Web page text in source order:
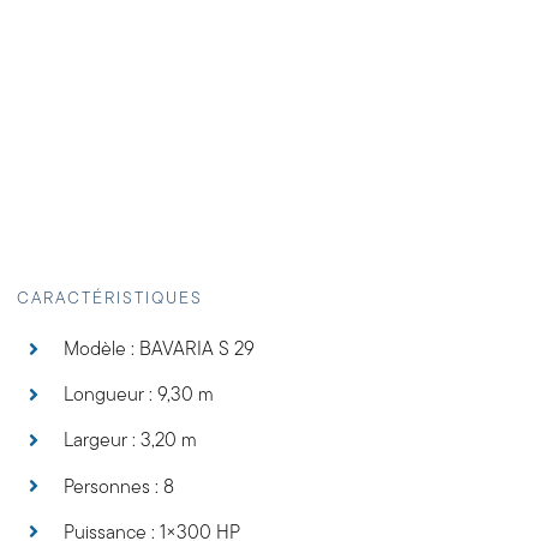
CARACTÉRISTIQUES
Modèle : BAVARIA S 29
Longueur : 9,30 m
Largeur : 3,20 m
Personnes : 8
Puissance : 1×300 HP